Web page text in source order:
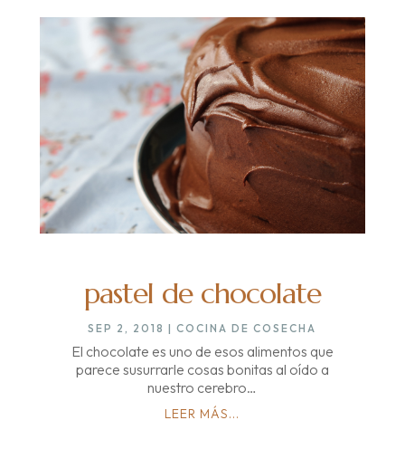
pastel de chocolate
SEP 2, 2018 |COCINA DE COSECHA
El chocolate es uno de esos alimentos que
parece susurrarle cosas bonitas al oído a
nuestro cerebro…
LEER MÁS...